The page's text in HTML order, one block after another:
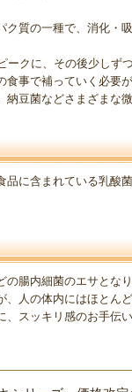
ク質の一種で、消化・
ークに、その後少しず
食事で補っていく必要
豆菌などさまざまな
品に含まれている乳酸
腸内細菌のエサとな
、人の体内にはほとん
スッキリ感のお手伝